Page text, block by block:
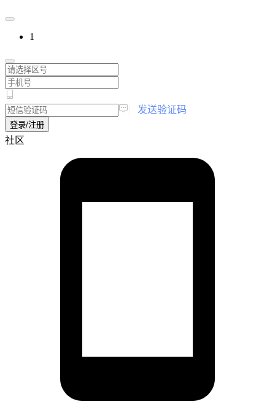
1
发送验证码
登录/注册
社区